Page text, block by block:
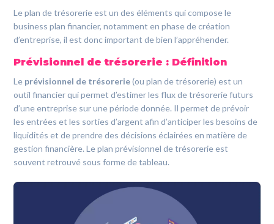
Le plan de trésorerie est un des éléments qui compose le
business plan financier, notamment en phase de création
d’entreprise, il est donc important de bien l’appréhender.
Prévisionnel de trésorerie : Définition
Le prévisionnel de trésorerie(ou plan de trésorerie) est un
outil financier qui permet d’estimer les flux de trésorerie futurs
d’une entreprise sur une période donnée. Il permet de prévoir
les entrées et les sorties d’argent afin d’anticiper les besoins de
liquidités et de prendre des décisions éclairées en matière de
gestion financière. Le plan prévisionnel de trésorerie est
souvent retrouvé sous forme de tableau.